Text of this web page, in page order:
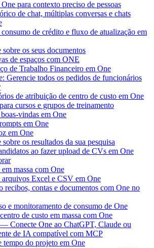
para contexto preciso de pessoas
de chat, múltiplas conversas e chats
de crédito e fluxo de atualização em
os seus documentos
de espaços com ONE
de Trabalho Financeiro em One
Gerencie todos os pedidos de funcionários
de atribuição de centro de custo em One
cursos e grupos de treinamento
vindas em One
em One
em One
os resultados da sua pesquisa
ao fazer upload de CVs em One
massa com One
arquivos Excel e CSV em One
recibos, contas e documentos com One no
e monitoramento de consumo de One
de custo em massa com One
Conecte One ao ChatGPT, Claude ou
de IA compatível com MCP
tempo do projeto em One